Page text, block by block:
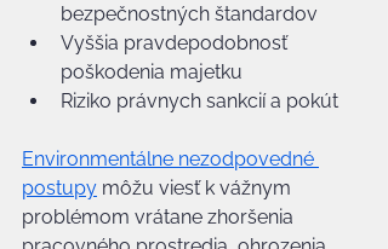
bezpečnostných štandardov
Vyššia pravdepodobnosť
poškodenia majetku
Riziko právnych sankcií a pokút
Environmentálne nezodpovedné
postupy môžu viesť k vážnym
problémom vrátane zhoršenia